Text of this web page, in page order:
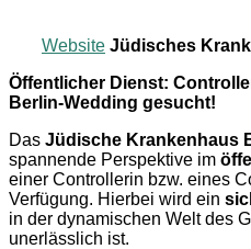
Website Jüdisches
Öffentlicher Dienst:
Berlin-Wedding gesucht!
Das Jüdische Krankenhaus
spannende Perspektive im
einer Controllerin bzw. eines
Verfügung. Hierbei wird ein
in der dynamischen Welt des
unerlässlich ist.